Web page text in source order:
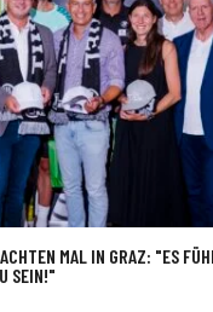
MAL IN GRAZ: "ES
SEIN!"